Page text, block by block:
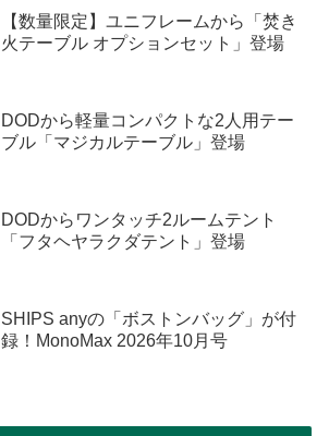
【数量限定】ユニフレームから「焚き
火テーブル オプションセット」登場
DODから軽量コンパクトな2人用テー
ブル「マジカルテーブル」登場
DODからワンタッチ2ルームテント
「フタヘヤラクダテント」登場
SHIPS anyの「ボストンバッグ」が付
録！MonoMax 2026年10月号